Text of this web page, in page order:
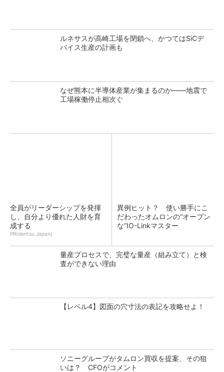
ルネサスが高崎工場を閉鎖へ、かつてはSiCデ
バイス生産の計画も
なぜ熊本に半導体産業が集まるのか――地震で
工場稼働停止相次ぐ
全員がリーダーシップを発揮
し、自分より優れた人財を育
成する
PR(dentsu Japan)
異例ヒット？ 使い勝手にこ
だわったオムロンの“オープン
な”IO-Linkマスター
量産プロセスで、完璧な量産（組み立て）と検
査ができない理由
【レベル4】図面の穴寸法の表記を攻略せよ！
ソニーグループがタムロン買収を提案、その狙
いは？ CFOがコメント